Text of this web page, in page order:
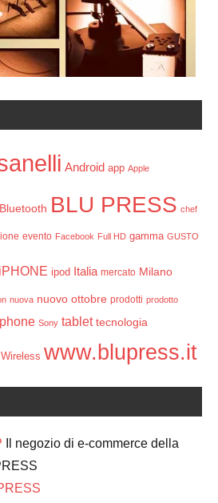
Android app Apple
Bluetooth BLU PRESS chef
evento Facebook Full HD gamma GUSTO
iPHONE ipod Italia mercato Milano
nuova nuovo ottobre prodotti prodotto
Sony tablet tecnologia
Wireless www.blupress.it
Il negozio di e-commerce della